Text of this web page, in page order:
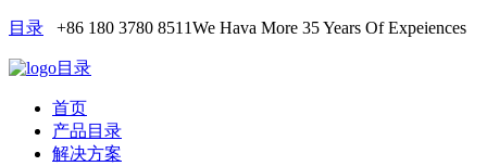
目录 +86 180 3780 8511We Hava More 35 Years Of Expeiences
目录
首页
产品目录
解决方案